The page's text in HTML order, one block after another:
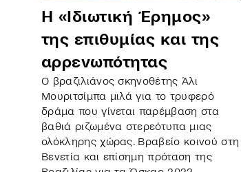
H «Ιδιωτική Έρημος»
της επιθυμίας και της
αρρενωπότητας
Ο βραζιλιάνος σκηνοθέτης Άλι
Μουριτσίμπα μιλά για το τρυφερό
δράμα που γίνεται παρέμβαση στα
βαθιά ριζωμένα στερεότυπα μιας
ολόκληρης χώρας. Βραβείο κοινού στη
Βενετία και επίσημη πρόταση της